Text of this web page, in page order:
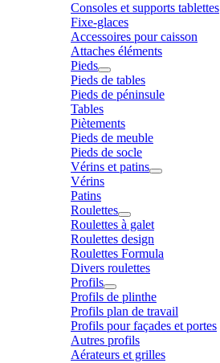
Consoles et supports tablettes
Fixe-glaces
Accessoires pour caisson
Attaches éléments
Pieds
Pieds de tables
Pieds de péninsule
Tables
Piètements
Pieds de meuble
Pieds de socle
Vérins et patins
Vérins
Patins
Roulettes
Roulettes à galet
Roulettes design
Roulettes Formula
Divers roulettes
Profils
Profils de plinthe
Profils plan de travail
Profils pour façades et portes
Autres profils
Aérateurs et grilles